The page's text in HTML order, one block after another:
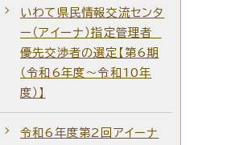
いわて県民情報交流センタ
ー（アイーナ）指定管理者
優先交渉者の選定【第6期
（令和6年度～令和10年
度）】
令和6年度第2回アイーナ